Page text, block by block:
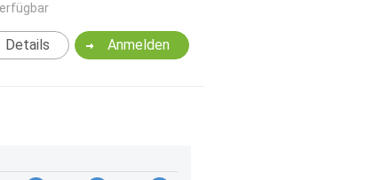
Anmelden
Details